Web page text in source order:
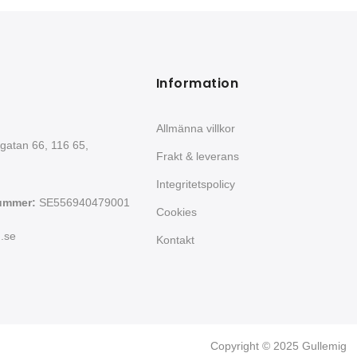
66, 116 65,
SE556940479001
Information
Allmänna villkor
Frakt & leverans
Integritetspolicy
Cookies
Kontakt
Copyright © 2025 Gullemig